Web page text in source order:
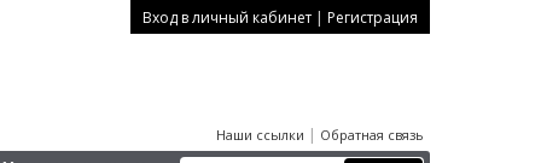
Вход в личный кабинет | Регистрация
Наши ссылки | Обратная связь